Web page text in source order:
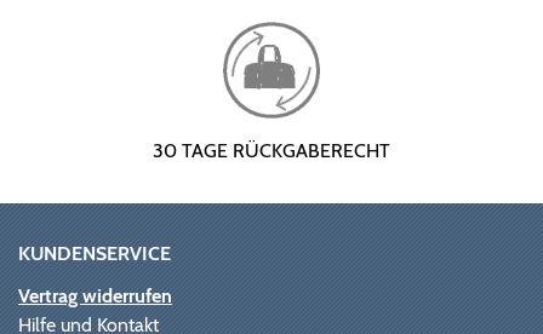
30 TAGE RÜCKGABERECHT
KUNDENSERVICE
Vertrag widerrufen
Hilfe und Kontakt